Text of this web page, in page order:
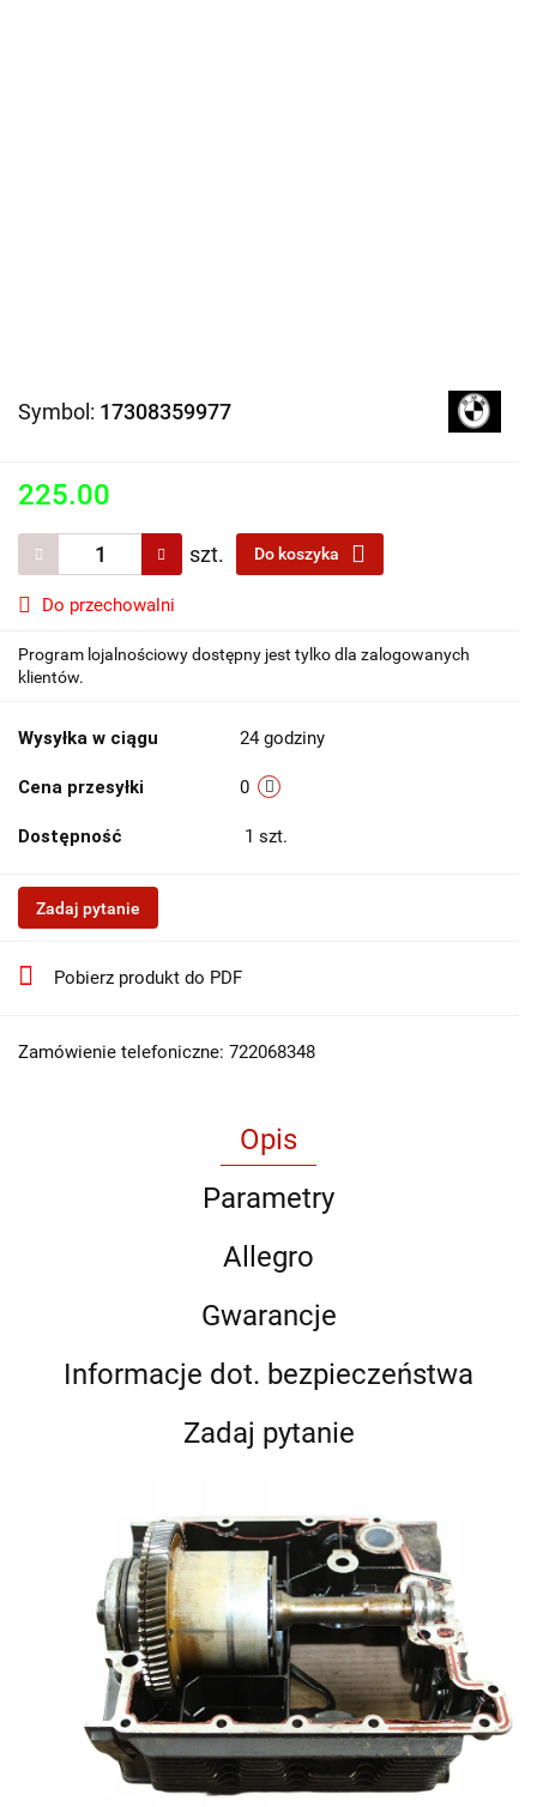
Symbol: 17308359977
225.00
szt. Do koszyka
Do przechowalni
Program lojalnościowy dostępny jest tylko dla zalogowanych
klientów.
Wysyłka w ciągu 24 godziny
Cena przesyłki 0
Dostępność 1 szt.
Zadaj pytanie
Pobierz produkt do PDF
Zamówienie telefoniczne: 722068348
Opis
Parametry
Allegro
Gwarancje
Informacje dot. bezpieczeństwa
Zadaj pytanie